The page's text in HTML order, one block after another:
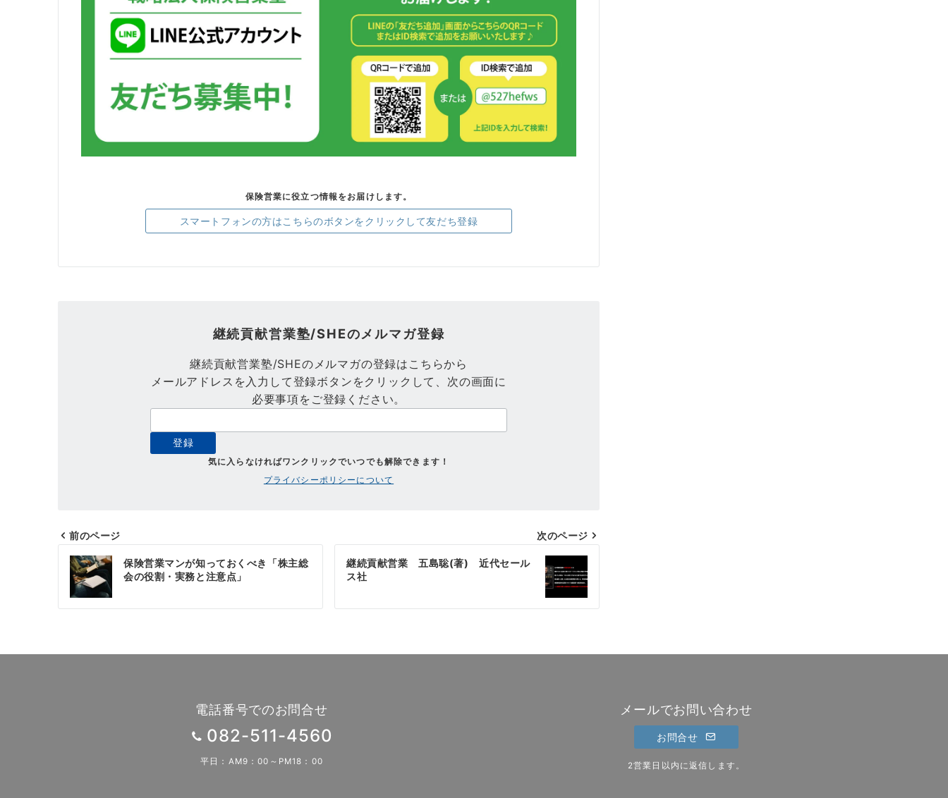
保険営業に役立つ情報をお届けします。
スマートフォンの方はこちらのボタンをクリックして友だち登録
継続貢献営業塾/SHEのメルマガ登録
継続貢献営業塾/SHEのメルマガの登録はこちらから
メールアドレスを入力して登録ボタンをクリックして、次の画面に
必要事項をご登録ください。
気に入らなければワンクリックでいつでも解除できます！
プライバシーポリシーについて
投
ナ
ゲ
前のページ
保険営業マンが知っておくべき「株主総
会の役割・実務と注意点」
次のページ
継続貢献営業 五島聡(著) 近代セール
ス社
電話番号でのお問合せ
082-511-4560
平日：AM9：00～PM18：00
メールでお問い合わせ
お問合せ
2営業日以内に返信します。